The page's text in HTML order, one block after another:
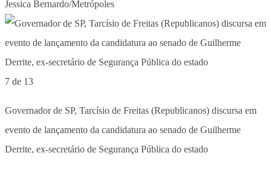
Jessica Bernardo/Metrópoles
7 de 13
Governador de SP, Tarcísio de Freitas (Republicanos) discursa em
evento de lançamento da candidatura ao senado de Guilherme
Derrite, ex-secretário de Segurança Pública do estado